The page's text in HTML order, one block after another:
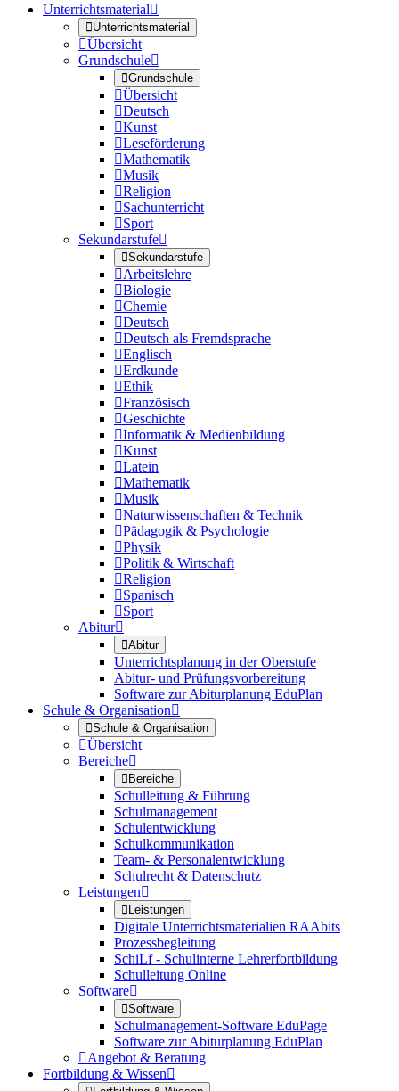
Unterrichtsmaterial
Unterrichtsmaterial
Übersicht
Grundschule
Grundschule
Übersicht
Deutsch
Kunst
Leseförderung
Mathematik
Musik
Religion
Sachunterricht
Sport
Sekundarstufe
Sekundarstufe
Arbeitslehre
Biologie
Chemie
Deutsch
Deutsch als Fremdsprache
Englisch
Erdkunde
Ethik
Französisch
Geschichte
Informatik & Medienbildung
Kunst
Latein
Mathematik
Musik
Naturwissenschaften & Technik
Pädagogik & Psychologie
Physik
Politik & Wirtschaft
Religion
Spanisch
Sport
Abitur
Abitur
Unterrichtsplanung in der Oberstufe
Abitur- und Prüfungsvorbereitung
Software zur Abiturplanung EduPlan
Schule & Organisation
Schule & Organisation
Übersicht
Bereiche
Bereiche
Schulleitung & Führung
Schulmanagement
Schulentwicklung
Schulkommunikation
Team- & Personalentwicklung
Schulrecht & Datenschutz
Leistungen
Leistungen
Digitale Unterrichtsmaterialien RAAbits
Prozessbegleitung
SchiLf - Schulinterne Lehrerfortbildung
Schulleitung Online
Software
Software
Schulmanagement-Software EduPage
Software zur Abiturplanung EduPlan
Angebot & Beratung
Fortbildung & Wissen